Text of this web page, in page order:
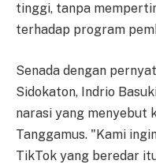
tinggi, tanpa
terhadap program
Senada dengan
Sidokaton, Indrio
narasi yang menyebut
Tanggamus. "Kami
TikTok yang beredar